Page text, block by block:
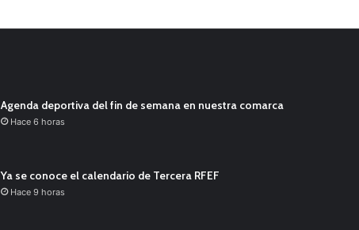
Agenda deportiva del fin de semana en nuestra comarca
Hace 6 horas
Ya se conoce el calendario de Tercera RFEF
Hace 9 horas